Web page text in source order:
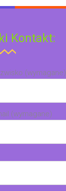
Kontakt:
(wymagane)
(wymagane)